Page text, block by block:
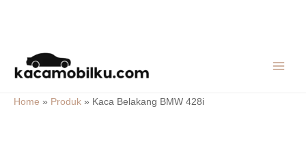
content
Home » Produk » Kaca Belakang BMW 428i